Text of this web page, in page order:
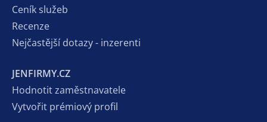
Ceník služeb
Recenze
Nejčastější dotazy - inzerenti
JENFIRMY.CZ
Hodnotit zaměstnavatele
Vytvořit prémiový profil